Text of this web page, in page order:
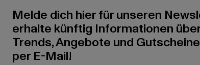
Melde dich hier für unseren
erhalte künftig Informationen
Trends, Angebote und
per E-Mail!